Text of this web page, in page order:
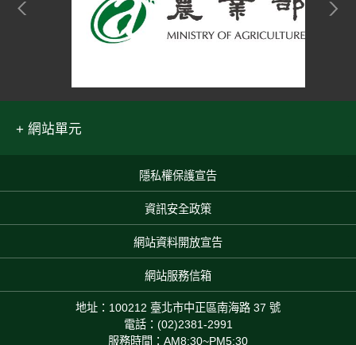
網站單元
隱私權保護宣告
資訊安全政策
網站資料開放宣告
網站服務信箱
地址：100212 臺北市中正區南海路 37 號
電話：(02)2381-2991
服務時間：AM8:30~PM5:30